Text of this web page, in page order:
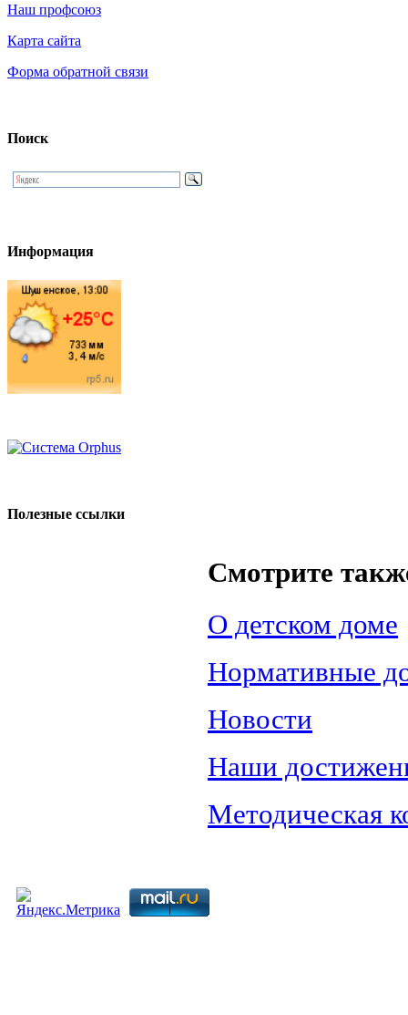
Наш профсоюз
Карта сайта
Форма обратной связи
Поиск
Информация
Полезные ссылки
Смотрите
О детском доме
Нормативные
Новости
Наши
Методическая